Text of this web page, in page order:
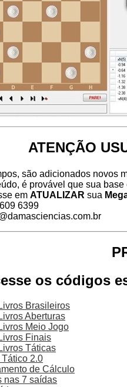
ATENÇÃO
são adicionados novos
é provável que sua
em ATUALIZAR sua
6399
os códigos
Brasileiros
Aberturas
Meio Jogo
Finais
Táticas
2.0
de Cálculo
nas 7 saídas